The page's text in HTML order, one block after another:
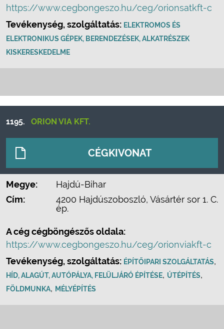
https://www.cegbongeszo.hu/ceg/orionsatkft-c
Tevékenység, szolgáltatás: ELEKTROMOS ÉS
ELEKTRONIKUS GÉPEK, BERENDEZÉSEK, ALKATRÉSZEK
KISKERESKEDELME
1195. ORION VIA KFT.
CÉGKIVONAT
Megye:
Hajdú-Bihar
Cím:
4200 Hajdúszoboszló, Vásártér sor 1. C.
ép.
A cég cégböngészős oldala:
https://www.cegbongeszo.hu/ceg/orionviakft-c
Tevékenység, szolgáltatás: ÉPÍTŐIPARI SZOLGÁLTATÁS,
HÍD, ALAGÚT, AUTÓPÁLYA, FELÜLJÁRÓ ÉPÍTÉSE, ÚTÉPÍTÉS,
FÖLDMUNKA, MÉLYÉPÍTÉS